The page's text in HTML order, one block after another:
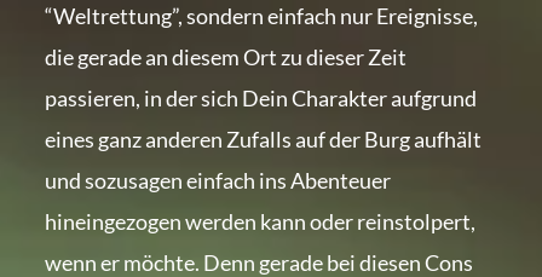
“Weltrettung”, sondern einfach nur Ereignisse,
die gerade an diesem Ort zu dieser Zeit
passieren, in der sich Dein Charakter aufgrund
eines ganz anderen Zufalls auf der Burg aufhält
und sozusagen einfach ins Abenteuer
hineingezogen werden kann oder reinstolpert,
wenn er möchte. Denn gerade bei diesen Cons